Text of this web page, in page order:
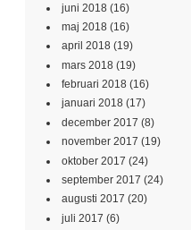
juni 2018 (16)
maj 2018 (16)
april 2018 (19)
mars 2018 (19)
februari 2018 (16)
januari 2018 (17)
december 2017 (8)
november 2017 (19)
oktober 2017 (24)
september 2017 (24)
augusti 2017 (20)
juli 2017 (6)